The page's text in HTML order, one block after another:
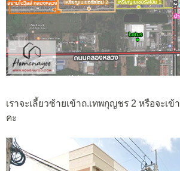
เราจะเลี้ยวซ้ายเข้าถ.เทพกุญชร 2 หรือจะเ
คะ